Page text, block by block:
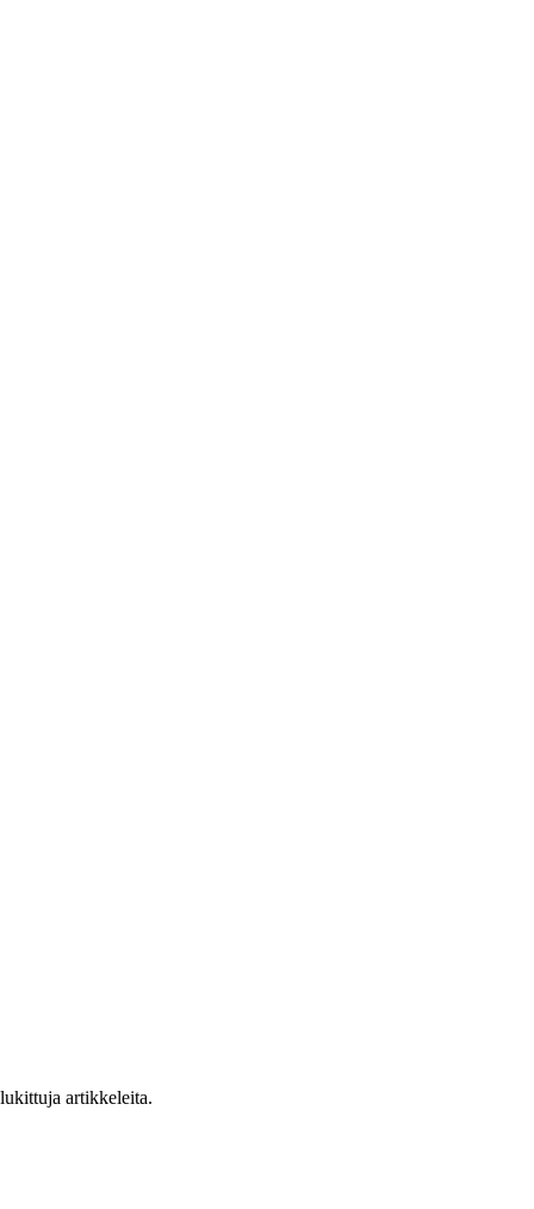
artikkeleita.